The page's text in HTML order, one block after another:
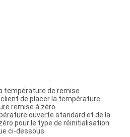
température de remise
de placer la température
remise à zéro.
ouverte standard et de la
pour le type de réinitialisation
ci-dessous